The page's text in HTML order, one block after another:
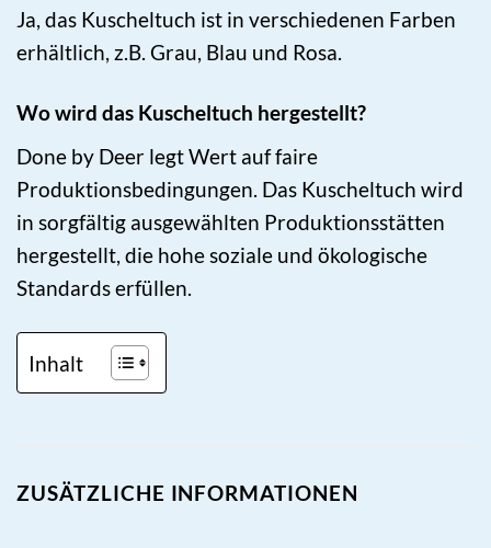
Ja, das Kuscheltuch ist in verschiedenen Farben
erhältlich, z.B. Grau, Blau und Rosa.
Wo wird das Kuscheltuch hergestellt?
Done by Deer legt Wert auf faire
Produktionsbedingungen. Das Kuscheltuch wird
in sorgfältig ausgewählten Produktionsstätten
hergestellt, die hohe soziale und ökologische
Standards erfüllen.
Inhalt
ZUSÄTZLICHE INFORMATIONEN